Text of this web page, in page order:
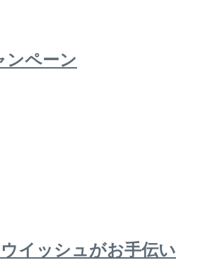
ンペーン
イッシュがお手伝い